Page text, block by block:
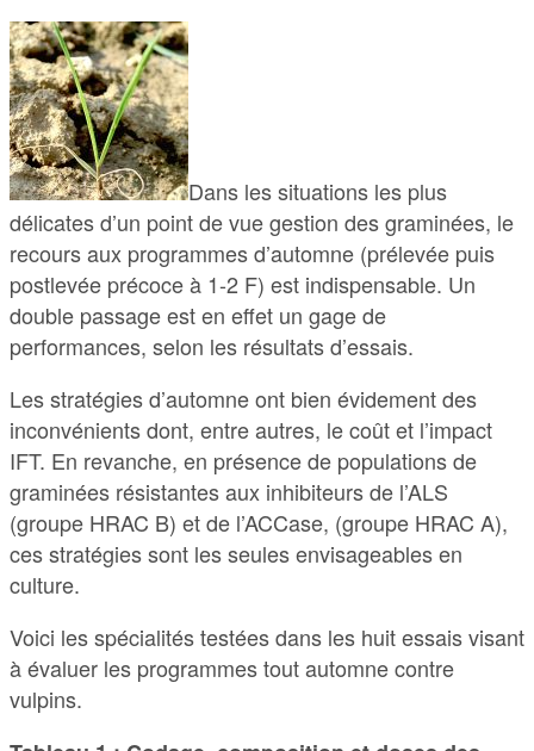
Dans les situations les plus
délicates d’un point de vue gestion des graminées, le
recours aux programmes d’automne (prélevée puis
postlevée précoce à 1-2 F) est indispensable. Un
double passage est en effet un gage de
performances, selon les résultats d’essais.
Les stratégies d’automne ont bien évidement des
inconvénients dont, entre autres, le coût et l’impact
IFT. En revanche, en présence de populations de
graminées résistantes aux inhibiteurs de l’ALS
(groupe HRAC B) et de l’ACCase, (groupe HRAC A),
ces stratégies sont les seules envisageables en
culture.
Voici les spécialités testées dans les huit essais visant
à évaluer les programmes tout automne contre
vulpins.